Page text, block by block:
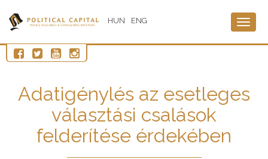
HUN ENG
Adatigénylés az esetleges
választási csalások
felderítése érdekében